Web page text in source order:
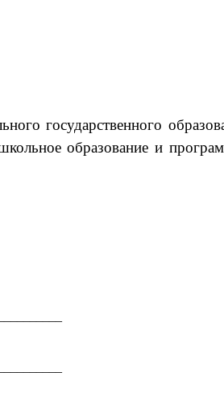
государственного
образование и